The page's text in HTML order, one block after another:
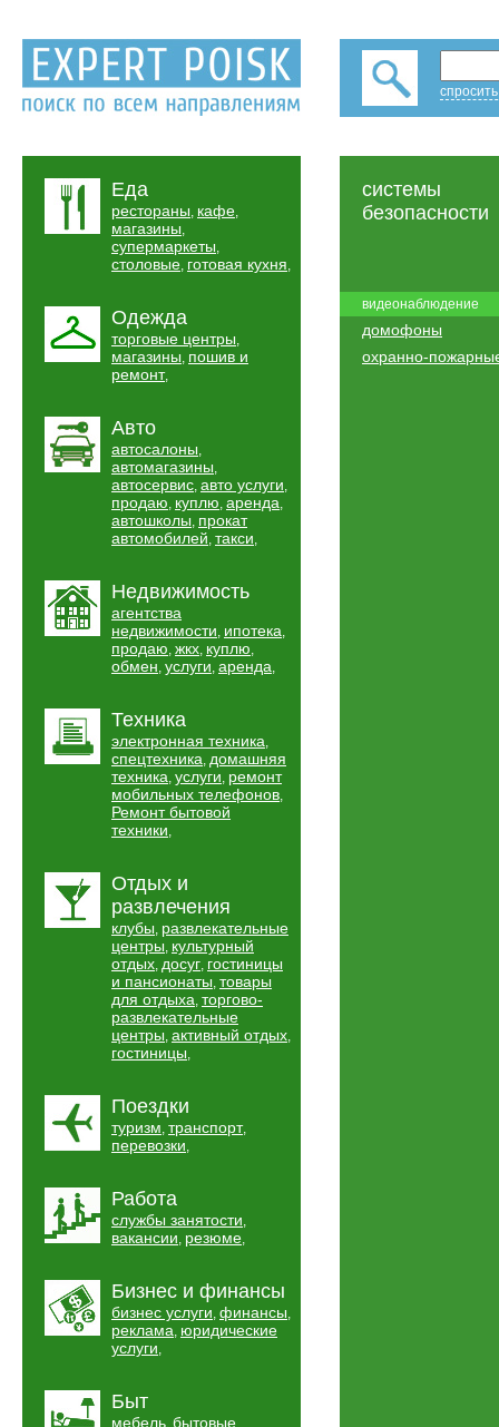
Еда
рестораны, кафе,
магазины,
супермаркеты,
столовые, готовая кухня,
Одежда
торговые центры,
магазины, пошив и
ремонт,
Авто
автосалоны,
автомагазины,
автосервис, авто услуги,
продаю, куплю, аренда,
автошколы, прокат
автомобилей, такси,
Недвижимость
агентства
недвижимости, ипотека,
продаю, жкх, куплю,
обмен, услуги, аренда,
Техника
электронная техника,
спецтехника, домашняя
техника, услуги, ремонт
мобильных телефонов,
Ремонт бытовой
техники,
Отдых и
развлечения
клубы, развлекательные
центры, культурный
отдых, досуг, гостиницы
и пансионаты, товары
для отдыха, торгово-
развлекательные
центры, активный отдых,
гостиницы,
Поездки
туризм, транспорт,
перевозки,
Работа
службы занятости,
вакансии, резюме,
Бизнес и финансы
бизнес услуги, финансы,
реклама, юридические
услуги,
Быт
мебель, бытовые
системы
безопасности
видеонаблюдение
домофоны
охранно-